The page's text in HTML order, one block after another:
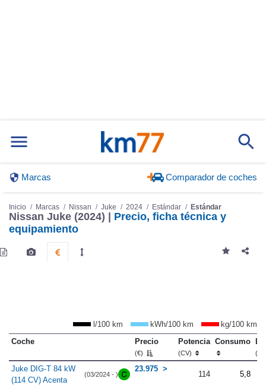
Marcas Comparador de coches
Inicio Marcas Nissan Juke 2024 Estándar Estándar
Nissan Juke (2024) | Precio, ficha técnica y
equipamiento
l/100 km kWh/100 km
kg/100 km
Coche
Precio
(€)
Potencia
(CV)
Consumo
Juke DIG-T 84 kW
(114 CV) Acenta
(03/2024 - )
23.975
114 5,8